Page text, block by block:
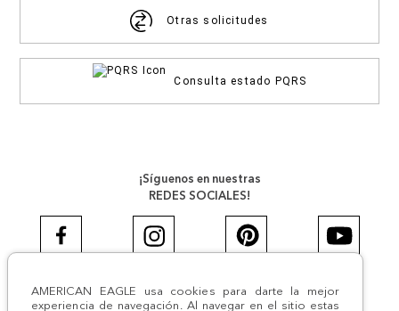
AMERICAN EAGLE usa cookies para darte la mejor
experiencia de navegación. Al navegar en el sitio estas
Otras solicitudes
Consulta estado PQRS
¡Síguenos en nuestras
REDES SOCIALES!
#AEJEANS #AerieREALCOL